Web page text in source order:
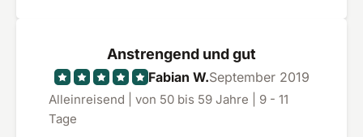
Anstrengend und gut
Fabian W.September 2019
Alleinreisend | von 50 bis 59 Jahre | 9 - 11
Tage